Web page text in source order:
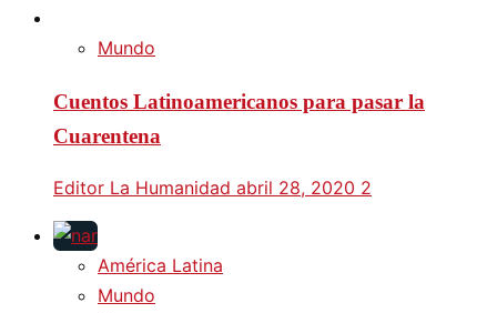
Mundo
Cuentos Latinoamericanos para pasar la
Cuarentena
Editor La Humanidad abril 28, 2020 2
América Latina
Mundo